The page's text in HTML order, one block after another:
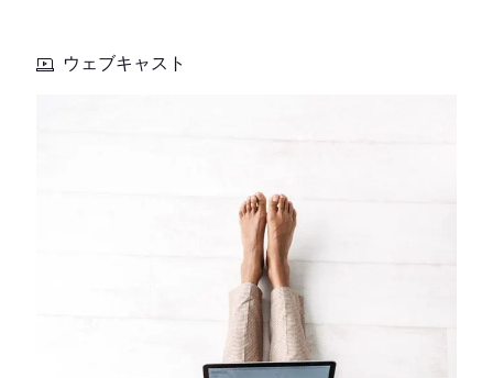
ウェブキャスト